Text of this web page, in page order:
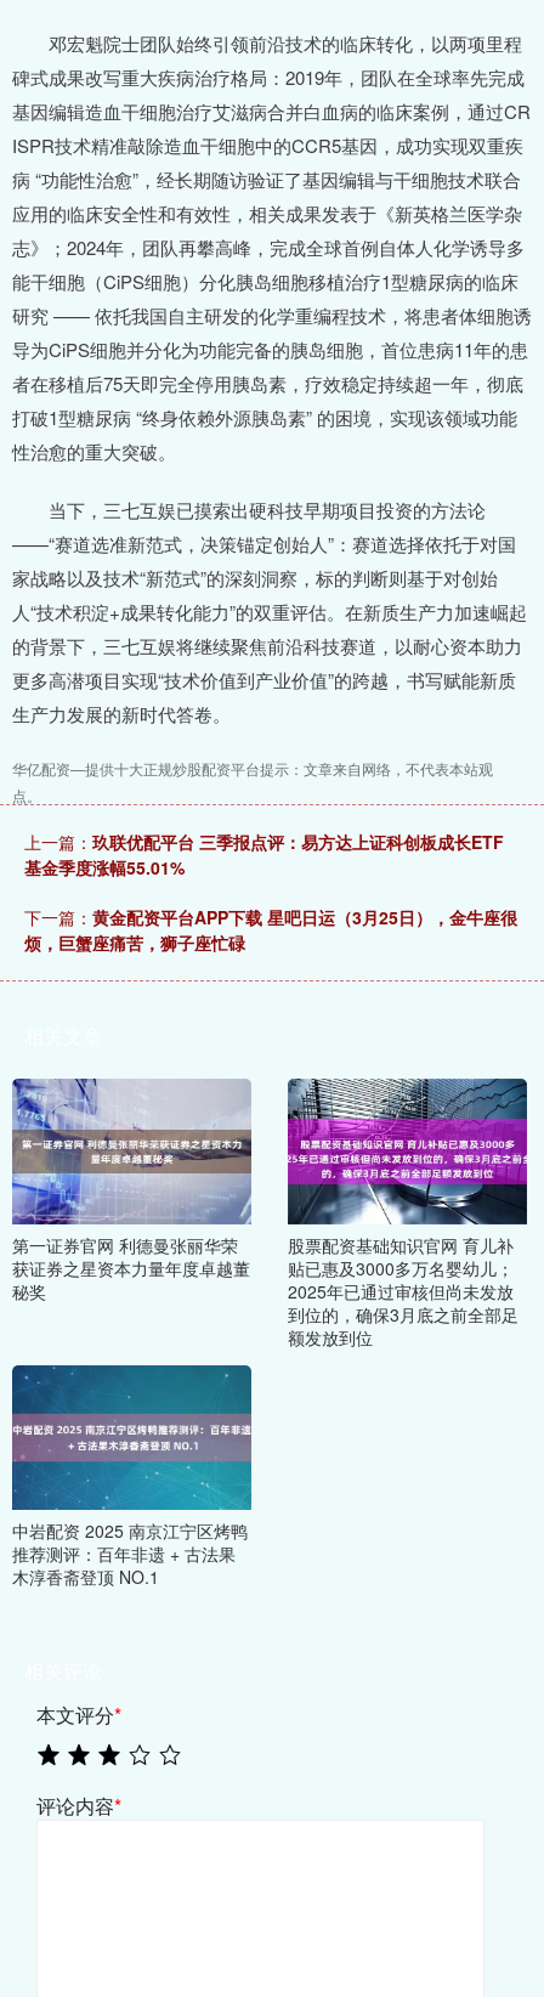
邓宏魁院士团队始终引领前沿技术的临床转化，以两项里程
碑式成果改写重大疾病治疗格局：2019年，团队在全球率先完成
基因编辑造血干细胞治疗艾滋病合并白血病的临床案例，通过CR
ISPR技术精准敲除造血干细胞中的CCR5基因，成功实现双重疾
病 “功能性治愈”，经长期随访验证了基因编辑与干细胞技术联合
应用的临床安全性和有效性，相关成果发表于《新英格兰医学杂
志》；2024年，团队再攀高峰，完成全球首例自体人化学诱导多
能干细胞（CiPS细胞）分化胰岛细胞移植治疗1型糖尿病的临床
研究 —— 依托我国自主研发的化学重编程技术，将患者体细胞诱
导为CiPS细胞并分化为功能完备的胰岛细胞，首位患病11年的患
者在移植后75天即完全停用胰岛素，疗效稳定持续超一年，彻底
打破1型糖尿病 “终身依赖外源胰岛素” 的困境，实现该领域功能
性治愈的重大突破。
当下，三七互娱已摸索出硬科技早期项目投资的方法论
——“赛道选准新范式，决策锚定创始人”：赛道选择依托于对国
家战略以及技术“新范式”的深刻洞察，标的判断则基于对创始
人“技术积淀+成果转化能力”的双重评估。在新质生产力加速崛起
的背景下，三七互娱将继续聚焦前沿科技赛道，以耐心资本助力
更多高潜项目实现“技术价值到产业价值”的跨越，书写赋能新质
生产力发展的新时代答卷。
华亿配资—提供十大正规炒股配资平台提示：文章来自网络，不代表本站观
点。
上一篇： 玖联优配平台 三季报点评：易方达上证科创板成长ETF
基金季度涨幅55.01%
下一篇： 黄金配资平台APP下载 星吧日运（3月25日），金牛座很
烦，巨蟹座痛苦，狮子座忙碌
第一证券官网 利德曼张丽华荣
获证券之星资本力量年度卓越董
秘奖
股票配资基础知识官网 育儿补
贴已惠及3000多万名婴幼儿；
2025年已通过审核但尚未发放
到位的，确保3月底之前全部足
额发放到位
中岩配资 2025 南京江宁区烤鸭
推荐测评：百年非遗 + 古法果
木淳香斋登顶 NO.1
本文评分*
评论内容*